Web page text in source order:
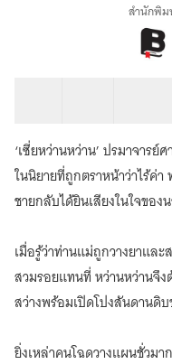
หญิง
แก่น
ถูก
อ่าน
ใจ
เล่ม
3
สำนักพิ
‘เซี่ยหว่านหว่าน’ ปรมาจาร
ในนิยายที่ถูกตราหน้าว่าไร้ค่
ชายกลับได้ยินเสียงในใจของ
เมื่อรู้ว่าท่านแม่ถูกวางยาแล
สวมรอยแทนที่ หว่านหว่านจึ
สว่างพร้อมเปิดโปงสันดานดิ
ยิ่งเหล่าคนโฉดวางแผนชั่วม